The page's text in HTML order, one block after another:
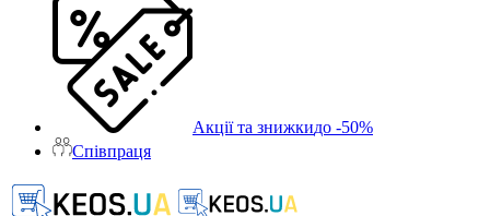
Акції та знижкидо -50%
Співпраця